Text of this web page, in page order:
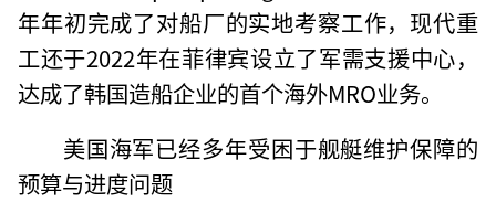
年年初完成了对船厂的实地考察工作，现代重
工还于2022年在菲律宾设立了军需支援中心，
达成了韩国造船企业的首个海外MRO业务。
美国海军已经多年受困于舰艇维护保障的
预算与进度问题